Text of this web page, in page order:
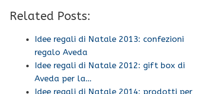
Related Posts:
Idee regali di Natale 2013: confezioni
regalo Aveda
Idee regali di Natale 2012: gift box di
Aveda per la…
Idee regali di Natale 2014: prodotti per